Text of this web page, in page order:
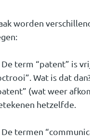
worden
De term “patent” is
Wat is dat
(wat weer
hetzelfde.
De termen